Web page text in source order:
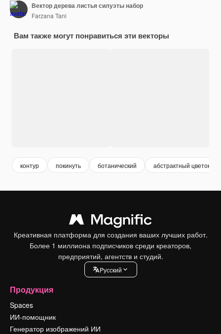
Вектор дерева листья силуэты набор
Farzana Tani
Вам также могут понравиться эти векторы
контур покинуть ботанический абстрактный цветок
Креативная платформа для создания ваших лучших работ.
Более 1 миллиона подписчиков среди креаторов,
предприятий, агентств и студий.
Pусский
Продукция
Spaces
ИИ-помощник
Генератор изображений ИИ